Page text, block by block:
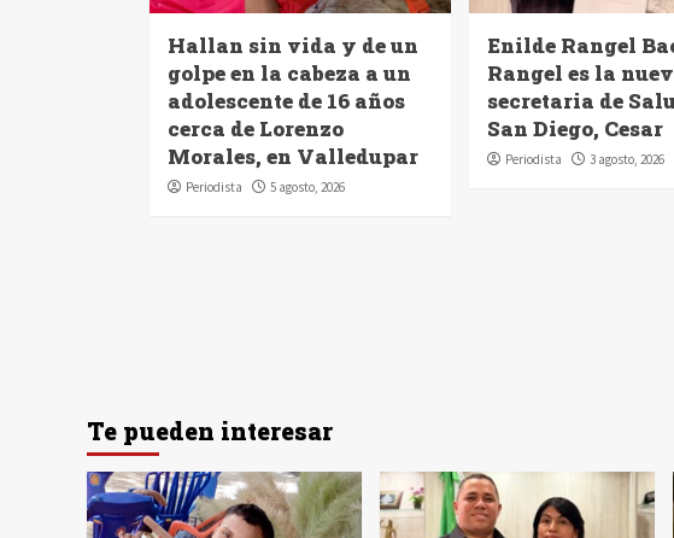
Hallan sin vida y de un
golpe en la cabeza a un
adolescente de 16 años
cerca de Lorenzo
Morales, en Valledupar
Periodista 5 agosto, 2026
Enilde Rangel
Rangel es la
secretaria de
San Diego, Cesar
Periodista 3 agosto, 2026
Te pueden interesar